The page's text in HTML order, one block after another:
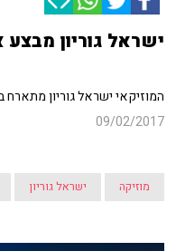
ישראל גוריון מבצע
המוזיקאי ישראל גוריון מתארח
09/02/2017
מוזיקה ישראל גוריון